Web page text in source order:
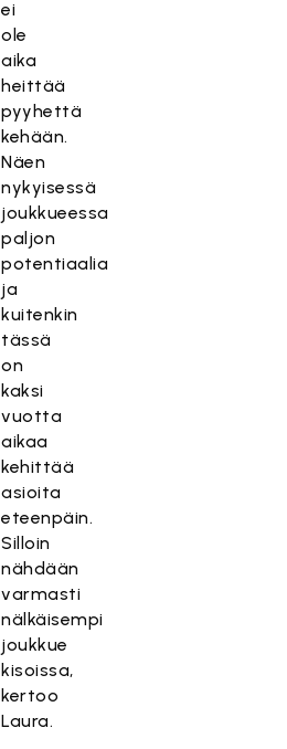
ei
ole
aika
heittää
pyyhettä
kehään.
Näen
nykyisessä
joukkueessa
paljon
potentiaalia
ja
kuitenkin
tässä
on
kaksi
vuotta
aikaa
kehittää
asioita
eteenpäin.
Silloin
nähdään
varmasti
nälkäisempi
joukkue
kisoissa,
kertoo
Laura.